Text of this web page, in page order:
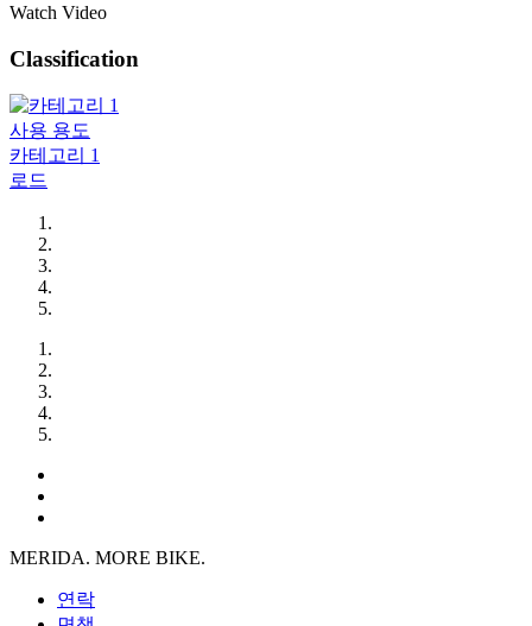
Watch Video
Classification
사용 용도
카테고리 1
로드
MERIDA. MORE BIKE.
연락